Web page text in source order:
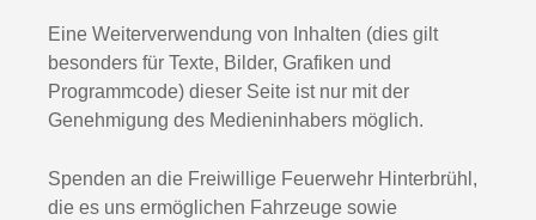
Eine Weiterverwendung von Inhalten (dies gilt
besonders für Texte, Bilder, Grafiken und
Programmcode) dieser Seite ist nur mit der
Genehmigung des Medieninhabers möglich.
Spenden an die Freiwillige Feuerwehr Hinterbrühl,
die es uns ermöglichen Fahrzeuge sowie